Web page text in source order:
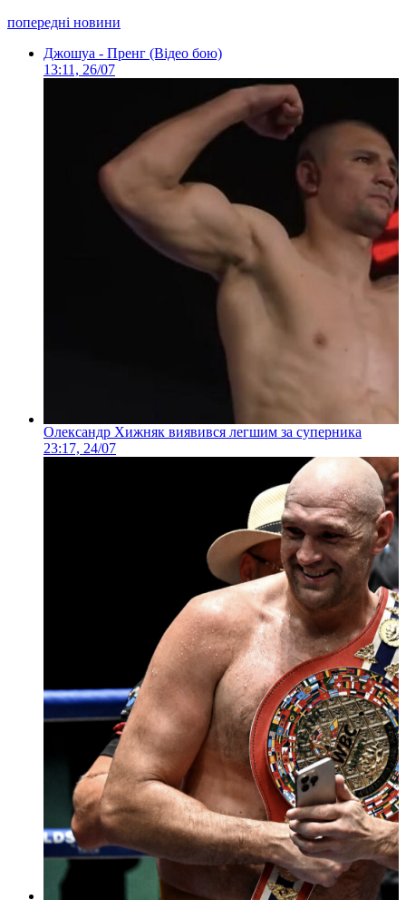
попередні новини
Джошуа - Пренг (Відео бою)
13:11, 26/07
Олександр Хижняк виявився легшим за суперника
23:17, 24/07